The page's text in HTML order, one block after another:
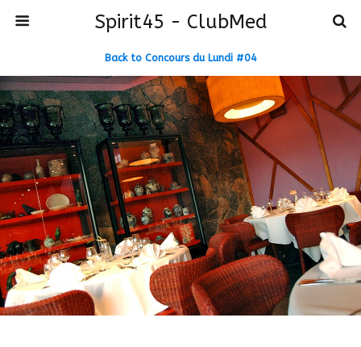
Spirit45 - ClubMed
Back to Concours du Lundi #04